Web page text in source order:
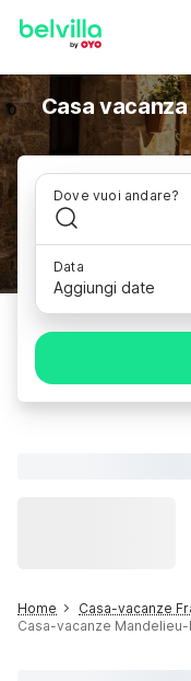
Casa
Dove vuoi andare?
Data
Aggiungi date
Home Casa-vacanze
Casa-vacanze